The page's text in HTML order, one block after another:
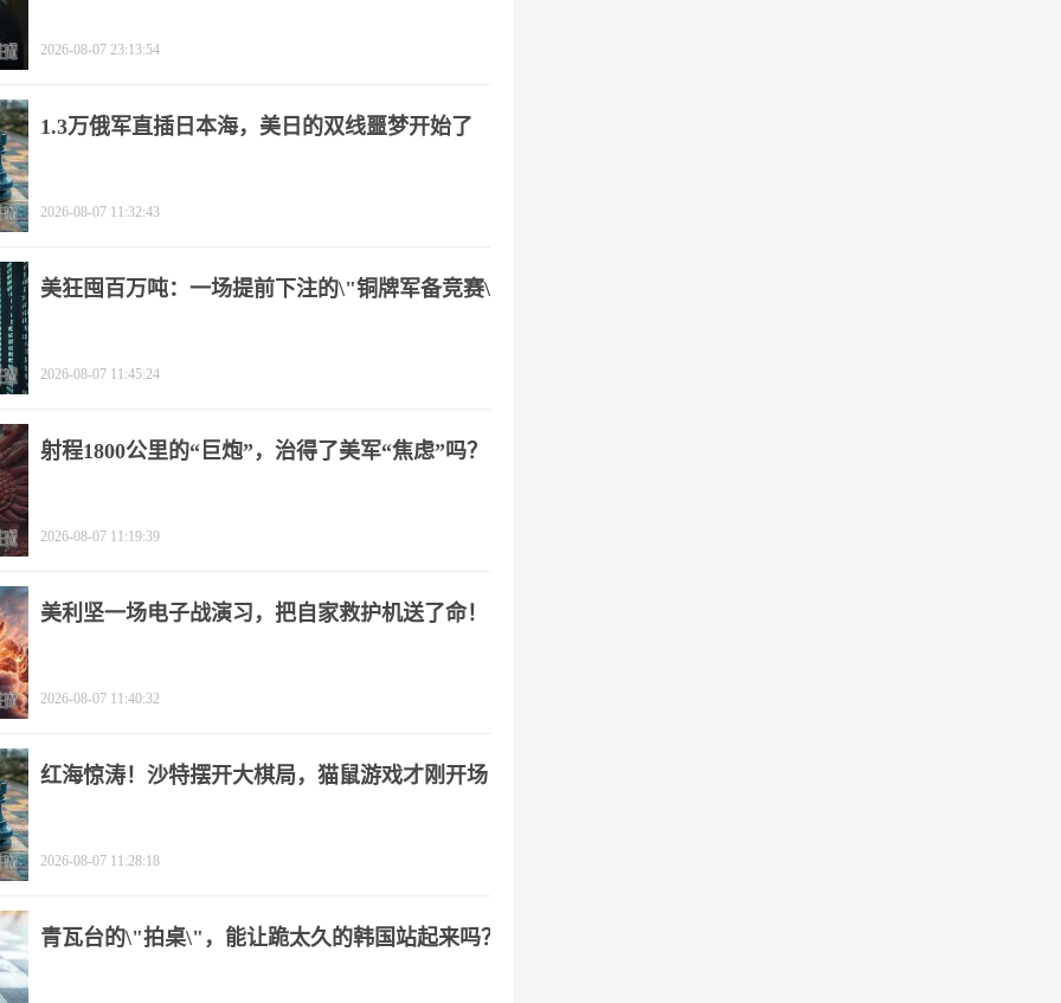
2026-08-07 23:13:54
1.3万俄军直插日本海，美日的双线噩梦开始了
2026-08-07 11:32:43
美狂囤百万吨：一场提前下注的\"铜牌军备竞赛\"
2026-08-07 11:45:24
射程1800公里的“巨炮”，治得了美军“焦虑”吗？
2026-08-07 11:19:39
美利坚一场电子战演习，把自家救护机送了命！
2026-08-07 11:40:32
红海惊涛！沙特摆开大棋局，猫鼠游戏才刚开场
2026-08-07 11:28:18
青瓦台的\"拍桌\"，能让跪太久的韩国站起来吗？